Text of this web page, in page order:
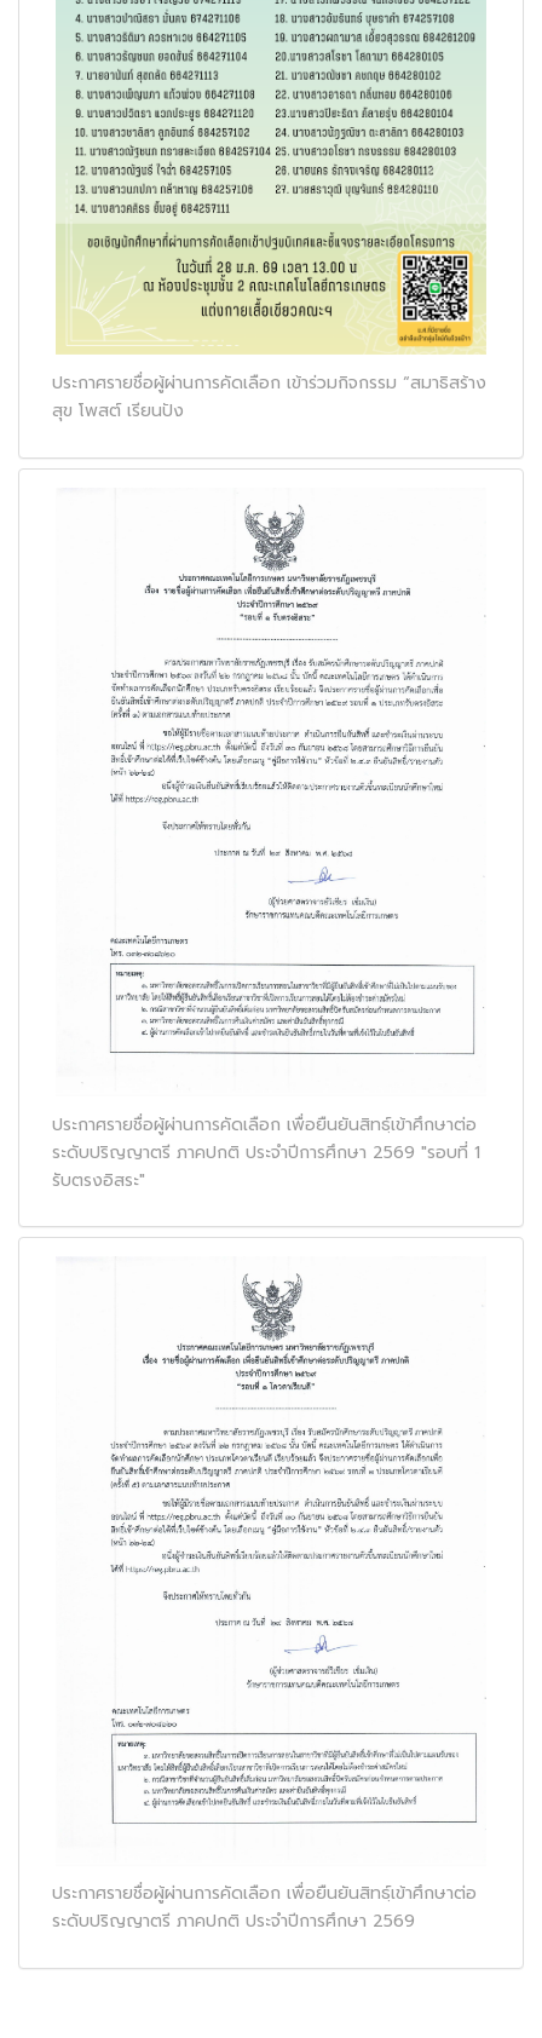
ประกาศรายชื่อผู้ผ่านการคัดเลือก เข้าร่วมกิจกรรม “สมาธิสร้าง
สุข โพสต์ เรียนปัง
ประกาศรายชื่อผู้ผ่านการคัดเลือก เพื่อยืนยันสิทธฺ์เข้าศึกษาต่อ
ระดับปริญญาตรี ภาคปกติ ประจำปีการศึกษา 2569 "รอบที่ 1
รับตรงอิสระ"
ประกาศรายชื่อผู้ผ่านการคัดเลือก เพื่อยืนยันสิทธฺ์เข้าศึกษาต่อ
ระดับปริญญาตรี ภาคปกติ ประจำปีการศึกษา 2569